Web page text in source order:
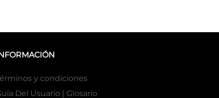
y condiciones
Del Usuario | Glosario